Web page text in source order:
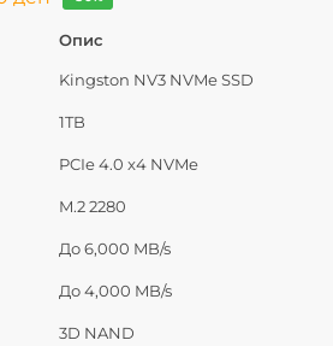
Опис
Kingston NV3 NVMe SSD
1TB
PCIe 4.0 x4 NVMe
M.2 2280
До 6,000 MB/s
До 4,000 MB/s
3D NAND